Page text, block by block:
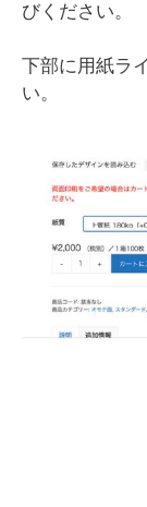
びください。
下部に用紙ラ
い。